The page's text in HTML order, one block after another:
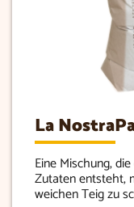
La
Eine Mischung,
Zutaten entsteht,
weichen Teig zu